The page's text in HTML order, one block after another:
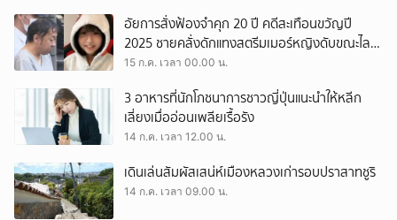
อัยการสั่งฟ้องจำคุก 20 ปี คดีสะเทือนขวัญปี
2025 ชายคลั่งดักแทงสตรีมเมอร์หญิงดับขณะไลฟ์
สดกลางชินจูกุ ชนวนเหตุจากปัญหาการเงิน
15 ก.ค. เวลา 00.00 น.
3 อาหารที่นักโภชนาการชาวญี่ปุ่นแนะนำให้หลีก
เลี่ยงเมื่ออ่อนเพลียเรื้อรัง
14 ก.ค. เวลา 12.00 น.
เดินเล่นสัมผัสเสน่ห์เมืองหลวงเก่ารอบปราสาทชูริ
14 ก.ค. เวลา 09.00 น.